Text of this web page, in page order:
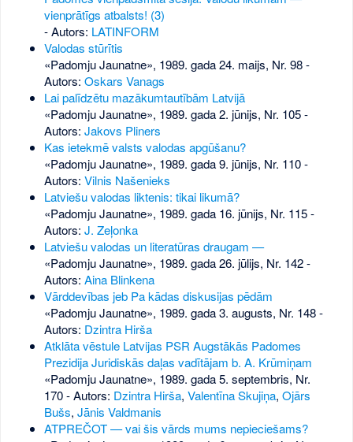
vienprātīgs atbalsts! (3)
- Autors: LATINFORM
Valodas stūrītis
«Padomju Jaunatne», 1989. gada 24. maijs, Nr. 98-
Autors: Oskars Vanags
Lai palīdzētu mazākumtautībām Latvijā
«Padomju Jaunatne», 1989. gada 2. jūnijs, Nr. 105-
Autors: Jakovs Pliners
Kas ietekmē valsts valodas apgūšanu?
«Padomju Jaunatne», 1989. gada 9. jūnijs, Nr. 110-
Autors: Vilnis Našenieks
Latviešu valodas liktenis: tikai likumā?
«Padomju Jaunatne», 1989. gada 16. jūnijs, Nr. 115-
Autors: J. Zeļonka
Latviešu valodas un literatūras draugam —
«Padomju Jaunatne», 1989. gada 26. jūlijs, Nr. 142-
Autors: Aina Blinkena
Vārddevības jeb Pa kādas diskusijas pēdām
«Padomju Jaunatne», 1989. gada 3. augusts, Nr. 148-
Autors: Dzintra Hirša
Atklāta vēstule Latvijas PSR Augstākās Padomes
Prezidija Juridiskās daļas vadītājam b. A. Krūmiņam
«Padomju Jaunatne», 1989. gada 5. septembris, Nr.
170- Autors: Dzintra Hirša, Valentīna Skujiņa, Ojārs
Bušs, Jānis Valdmanis
ATPREČOT — vai šis vārds mums nepieciešams?